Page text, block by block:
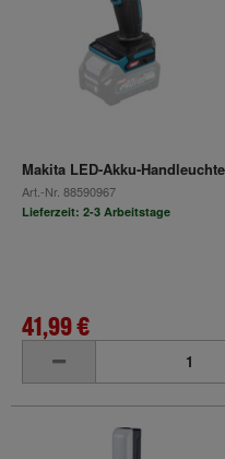
Makita LED-Akku-
Art.-Nr. 88590967
Lieferzeit: 2-3 Arbeitstage
41,99 €